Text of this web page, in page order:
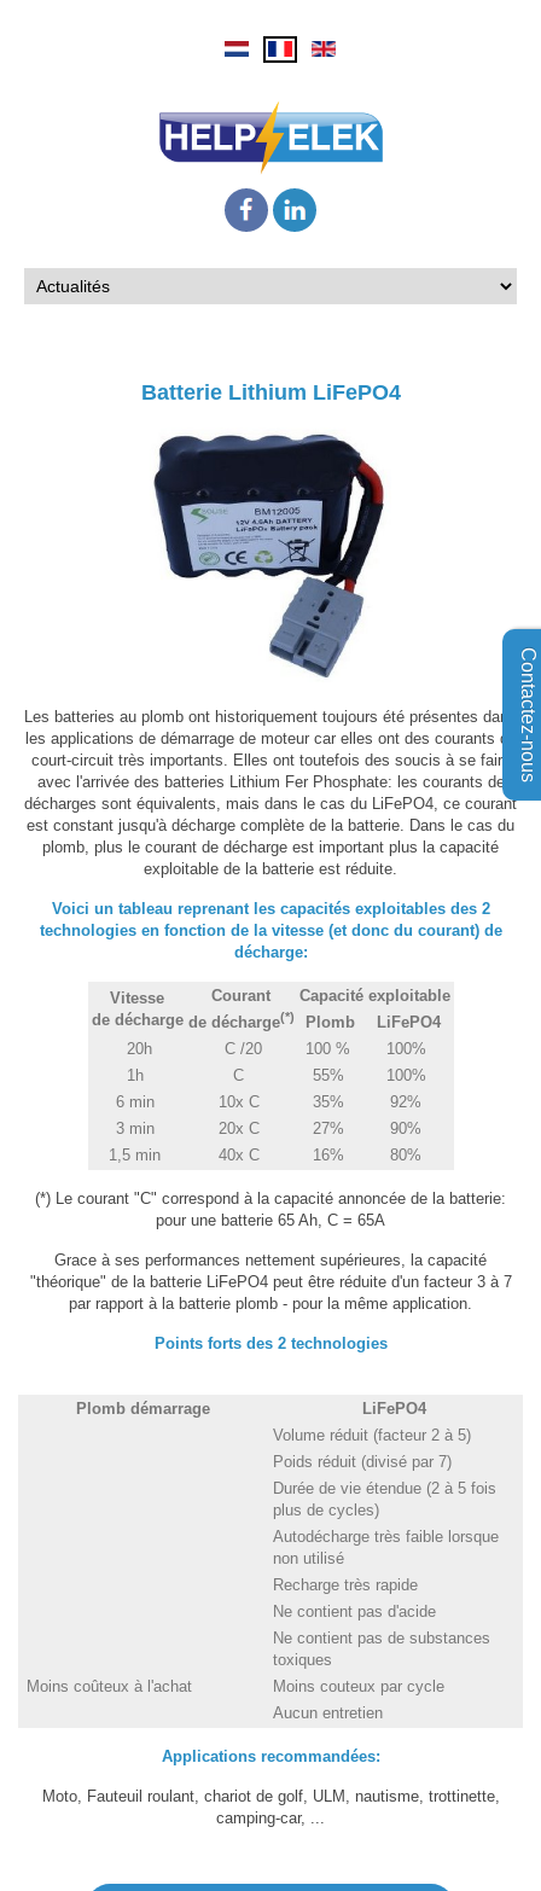
Contactez-nous
Batterie Lithium LiFePO4
Les batteries au plomb ont historiquement toujours été présentes dans
les applications de démarrage de moteur car elles ont des courants de
court-circuit très importants. Elles ont toutefois des soucis à se faire
avec l'arrivée des batteries Lithium Fer Phosphate: les courants de
décharges sont équivalents, mais dans le cas du LiFePO4, ce courant
est constant jusqu'à décharge complète de la batterie. Dans le cas du
plomb, plus le courant de décharge est important plus la capacité
exploitable de la batterie est réduite.
Voici un tableau reprenant les capacités exploitables des 2
technologies en fonction de la vitesse (et donc du courant) de
décharge:
Vitesse
de décharge
Courant
de décharge(*)
Capacité exploitable
Plomb
LiFePO4
20h
C /20 100 %
100%
1h
C 55%
100%
6 min
10x C 35%
92%
3 min
20x C 27%
90%
1,5 min
40x C 16% 80%
(*) Le courant "C" correspond à la capacité annoncée de la batterie:
pour une batterie 65 Ah, C = 65A
Grace à ses performances nettement supérieures, la capacité
"théorique" de la batterie LiFePO4 peut être réduite d'un facteur 3 à 7
par rapport à la batterie plomb - pour la même application.
Points forts des 2 technologies
Plomb démarrage
LiFePO4
Volume réduit (facteur 2 à 5)
Poids réduit (divisé par 7)
Durée de vie étendue (2 à 5 fois
plus de cycles)
Autodécharge très faible lorsque
non utilisé
Recharge très rapide
Ne contient pas d'acide
Ne contient pas de substances
toxiques
Moins coûteux à l'achat
Moins couteux par cycle
Aucun entretien
Applications recommandées:
Moto, Fauteuil roulant, chariot de golf, ULM, nautisme, trottinette,
camping-car, ...